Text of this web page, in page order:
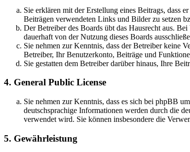
Sie erklären mit der Erstellung eines Beitrags, dass
Beiträgen verwendeten Links und Bilder zu setzen
Der Betreiber des Boards übt das Hausrecht aus.
dauerhaft von der Nutzung dieses Boards
Sie nehmen zur Kenntnis, dass der Betreiber keine
Betreiber, Ihr Benutzerkonto, Beiträge und
Sie gestatten dem Betreiber darüber hinaus, Ihre
4. General Public License
Sie nehmen zur Kenntnis, dass es sich bei phpBB
deutschsprachige Informationen werden durch die
verwendet wird. Sie können insbesondere die
5. Gewährleistung